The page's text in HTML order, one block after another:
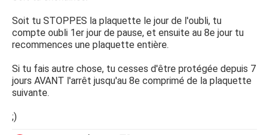
Soit tu STOPPES la plaquette le jour de l'oubli, tu
compte oubli 1er jour de pause, et ensuite au 8e jour tu
recommences une plaquette entière.
Si tu fais autre chose, tu cesses d'être protégée depuis 7
jours AVANT l'arrêt jusqu'au 8e comprimé de la plaquette
suivante.
;)